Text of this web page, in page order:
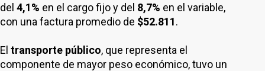
del 4,1% en el cargo fijo y del 8,7% en el variable,
con una factura promedio de $52.811.
El transporte público, que representa el
componente de mayor peso económico, tuvo un